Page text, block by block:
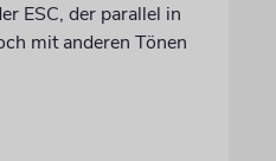
ESC, der parallel in
mit anderen Tönen